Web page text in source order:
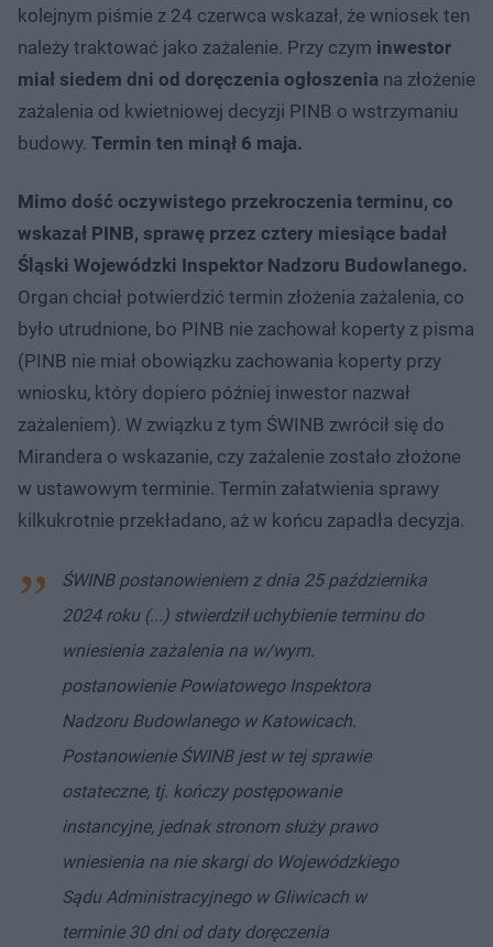
kolejnym piśmie z 24 czerwca wskazał, że wniosek ten
należy traktować jako zażalenie. Przy czym inwestor
miał siedem dni od doręczenia ogłoszenia na złożenie
zażalenia od kwietniowej decyzji PINB o wstrzymaniu
budowy. Termin ten minął 6 maja.
Mimo dość oczywistego przekroczenia terminu, co
wskazał PINB, sprawę przez cztery miesiące badał
Śląski Wojewódzki Inspektor Nadzoru Budowlanego.
Organ chciał potwierdzić termin złożenia zażalenia, co
było utrudnione, bo PINB nie zachował koperty z pisma
(PINB nie miał obowiązku zachowania koperty przy
wniosku, który dopiero później inwestor nazwał
zażaleniem). W związku z tym ŚWINB zwrócił się do
Mirandera o wskazanie, czy zażalenie zostało złożone
w ustawowym terminie. Termin załatwienia sprawy
kilkukrotnie przekładano, aż w końcu zapadła decyzja.
ŚWINB postanowieniem z dnia 25 października
2024 roku (...) stwierdził uchybienie terminu do
wniesienia zażalenia na w/wym.
postanowienie Powiatowego Inspektora
Nadzoru Budowlanego w Katowicach.
Postanowienie ŚWINB jest w tej sprawie
ostateczne, tj. kończy postępowanie
instancyjne, jednak stronom służy prawo
wniesienia na nie skargi do Wojewódzkiego
Sądu Administracyjnego w Gliwicach w
terminie 30 dni od daty doręczenia